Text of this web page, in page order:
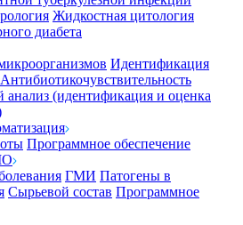
Жидкостная цитология
диабета
Идентификация
Антибиотикочувствительность
(идентификация и оценка
Программное обеспечение
ГМИ Патогены в
Сырьевой состав Программное